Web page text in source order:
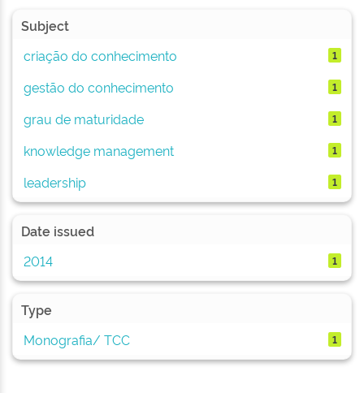
Subject
criação do conhecimento
1
gestão do conhecimento 1
grau de maturidade 1
knowledge management 1
leadership 1
Date issued
2014
1
Type
Monografia/ TCC
1